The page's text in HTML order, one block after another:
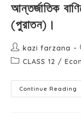
আন্তর্জাতিক
(পুরাতন)।
kazi farzana
CLASS 12 /
Continue Reading